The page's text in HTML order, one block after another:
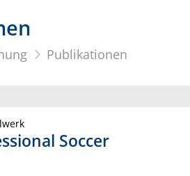
Publikationen
Soccer